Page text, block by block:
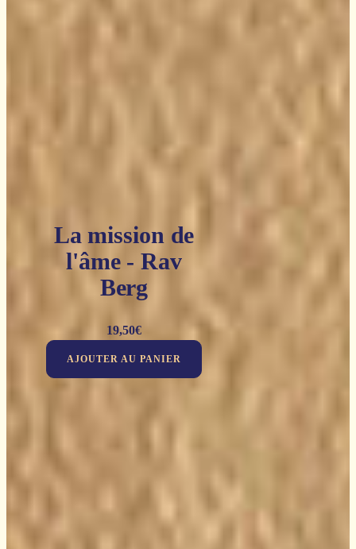
La mission de
l'âme - Rav
Berg
19,50€
AJOUTER AU PANIER